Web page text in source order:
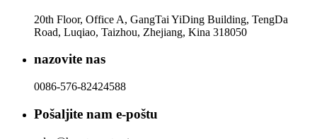
20th Floor, Office A, GangTai YiDing Building, TengDa
Road, Luqiao, Taizhou, Zhejiang, Kina 318050
nazovite nas
0086-576-82424588
Pošaljite nam e-poštu